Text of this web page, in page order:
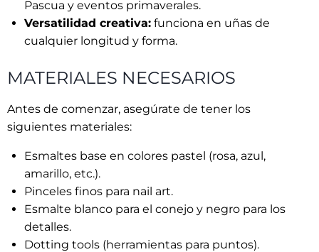
Pascua y eventos primaverales.
Versatilidad creativa: funciona en uñas de
cualquier longitud y forma.
MATERIALES NECESARIOS
Antes de comenzar, asegúrate de tener los
siguientes materiales:
Esmaltes base en colores pastel (rosa, azul,
amarillo, etc.).
Pinceles finos para nail art.
Esmalte blanco para el conejo y negro para los
detalles.
Dotting tools (herramientas para puntos).